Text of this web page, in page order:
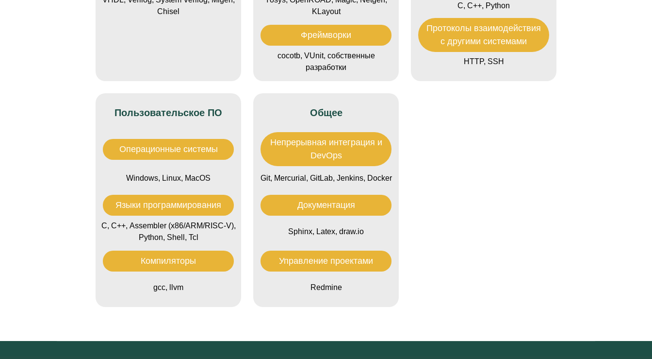
Chisel
KLayout
Фреймворки
cocotb, VUnit, собственные
разработки
С, С++, Python
Протоколы взаимодействия
с другими системами
HTTP, SSH
Пользовательское ПО
Операционные системы
Windows, Linux, MacOS
Языки программирования
С, С++, Assembler (x86/ARM/RISC-V),
Python, Shell, Tcl
Компиляторы
gcc, llvm
Общее
Непрерывная интеграция и
DevOps
Git, Mercurial, GitLab, Jenkins, Docker
Документация
Sphinx, Latex, draw.io
Управление проектами
Redmine